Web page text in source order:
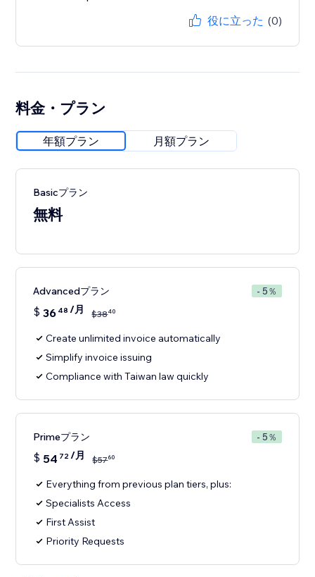
役に立った (0)
料金・プラン
年額プラン 月額プラン
Basicプラン
無料
Advancedプラン - 5％
$ 36 48 /月 $3840
Create unlimited invoice automatically
Simplify invoice issuing
Compliance with Taiwan law quickly
Primeプラン - 5％
$ 54 72/月 $5760
Everything from previous plan tiers, plus:
Specialists Access
First Assist
Priority Requests